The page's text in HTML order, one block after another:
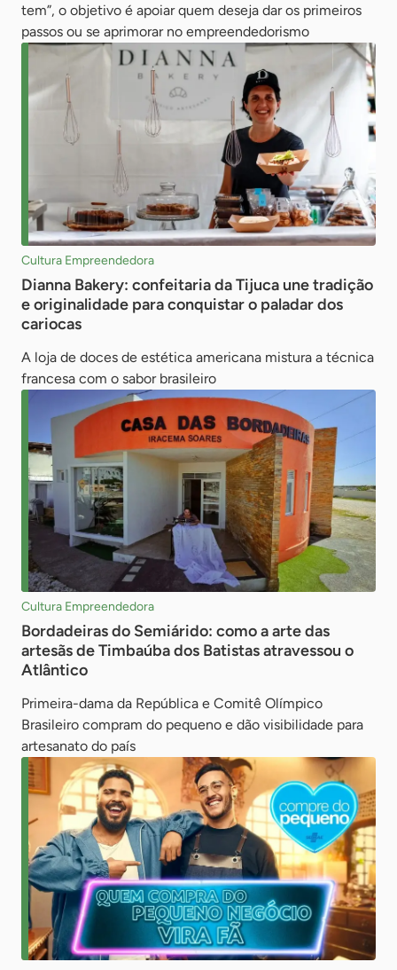
tem”, o objetivo é apoiar quem deseja dar os primeiros
passos ou se aprimorar no empreendedorismo
Cultura Empreendedora
Dianna Bakery: confeitaria da Tijuca une tradição
e originalidade para conquistar o paladar dos
cariocas
A loja de doces de estética americana mistura a técnica
francesa com o sabor brasileiro
Cultura Empreendedora
Bordadeiras do Semiárido: como a arte das
artesãs de Timbaúba dos Batistas atravessou o
Atlântico
Primeira-dama da República e Comitê Olímpico
Brasileiro compram do pequeno e dão visibilidade para
artesanato do país